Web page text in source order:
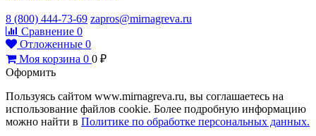
8 (800) 444-73-69 zapros@mirnagreva.ru
Сравнение 0
Отложенные 0
Моя корзина 0 0 ₽
Оформить
Пользуясь сайтом www.mirnagreva.ru, вы соглашаетесь на
использование файлов cookie. Более подробную информацию
можно найти в Политике по обработке персональных данных.